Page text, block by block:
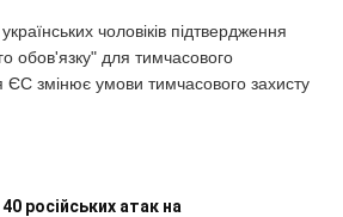
чоловіків підтвердження
обов'язку" для тимчасового
ЄС змінює умови тимчасового захисту
російських атак на